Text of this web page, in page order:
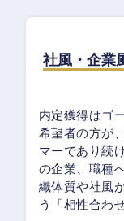
社風・企業
内定獲得はゴ
希望者の方が
マーであり続
の企業、職種
織体質や社風
う「相性合わ